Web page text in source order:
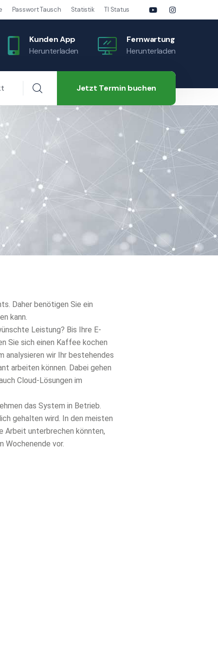
Passwort Tausch Statistik TI Status
Kunden App
Herunterladen
Fernwartung
Herunterladen
Jetzt Termin buchen
Daher benötigen Sie ein
kann.
Leistung? Bis Ihre E-
Sie sich einen Kaffee kochen
analysieren wir Ihr bestehendes
arbeiten können. Dabei gehen
Cloud-Lösungen im
das System in Betrieb.
gehalten wird. In den meisten
Arbeit unterbrechen könnten,
Wochenende vor.